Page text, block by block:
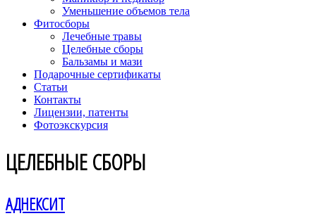
Уменьшение объемов тела
Фитосборы
Лечебные травы
Целебные сборы
Бальзамы и мази
Подарочные сертификаты
Статьи
Контакты
Лицензии, патенты
Фотоэкскурсия
ЦЕЛЕБНЫЕ СБОРЫ
АДНЕКСИТ